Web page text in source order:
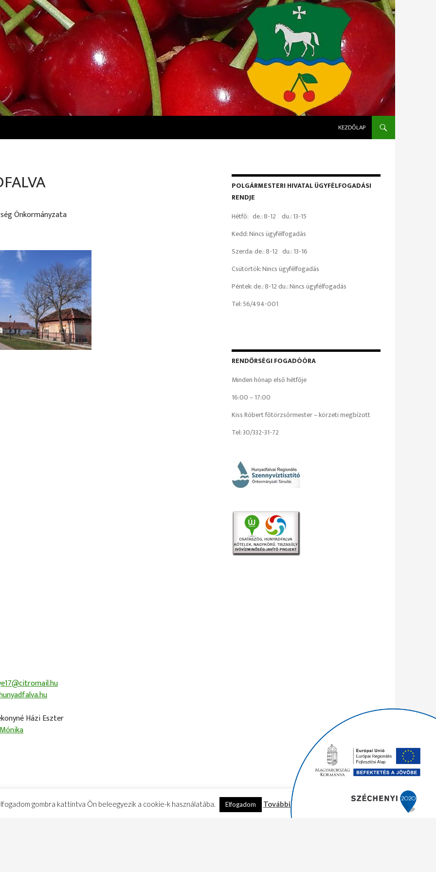
KEZDŐLAP
Önkormányzata
Házi Eszter
POLGÁRMESTERI HIVATAL ÜGYFÉLFOGADÁSI
RENDJE
Hétfő: de.: 8-12 du.: 13-15
Kedd: Nincs ügyfélfogadás
Szerda: de.: 8-12 du.: 13-16
Csütörtök: Nincs ügyfélfogadás
Péntek: de.: 8-12 du.: Nincs ügyfélfogadás
Tel: 56/494-001
RENDŐRSÉGI FOGADÓÓRA
Minden hónap első hétfője
16:00 – 17:00
Kiss Róbert főtörzsőrmester – körzeti megbízott
Tel: 30/332-31-72
gombra kattintva Ön beleegyezik a cookie-k használatába. Elfogadom További információ